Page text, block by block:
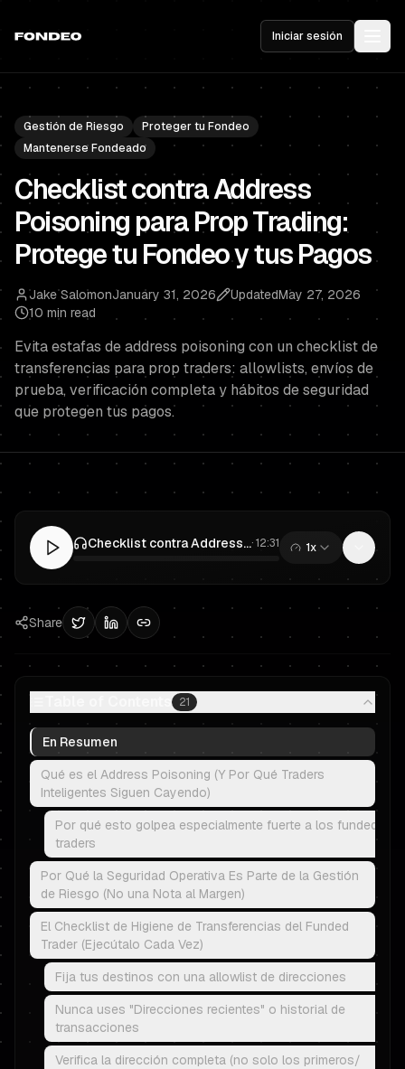
Iniciar sesión
Gestión de Riesgo
Proteger tu Fondeo
Mantenerse Fondeado
Checklist contra Address
Poisoning para Prop Trading:
Protege tu Fondeo y tus Pagos
Jake SalomonJanuary 31, 2026 UpdatedMay 27, 2026
10 min read
Evita estafas de address poisoning con un checklist de
transferencias para prop traders: allowlists, envíos de
prueba, verificación completa y hábitos de seguridad
que protegen tus pagos.
Checklist contra Address Poisoning para Prop Trading: Protege tu Fondeo y tus Pagos·12:31 1x
0:00
12:31
Share
21
En Resumen
Qué es el Address Poisoning (Y Por Qué Traders
Inteligentes Siguen Cayendo)
Por qué esto golpea especialmente fuerte a los funded
traders
Por Qué la Seguridad Operativa Es Parte de la Gestión
de Riesgo (No una Nota al Margen)
El Checklist de Higiene de Transferencias del Funded
Trader (Ejecútalo Cada Vez)
Fija tus destinos con una allowlist de direcciones
Nunca uses "Direcciones recientes" o historial de
transacciones
Verifica la dirección completa (no solo los primeros/